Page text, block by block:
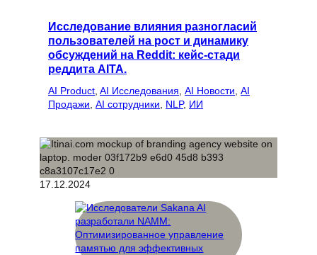
Исследование влияния разногласий
пользователей на рост и динамику
обсуждений на Reddit: кейс-стади
реддита AITA.
AI Product AI Исследования AI Новости AI
Продажи AI сотрудники NLP, ИИ
17.12.2024